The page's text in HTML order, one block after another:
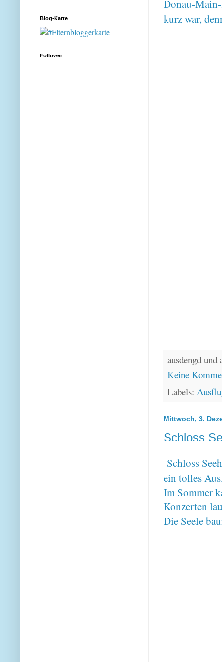
Donau-
kurz war,
ausdengd
Keine
Labels:
Mittwoch, 3.
Schloss
Schloss
ein tolles
Im Sommer
Konzerten
Die Seele
Blog-Karte
Follower